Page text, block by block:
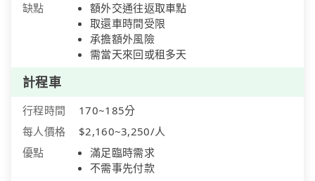
缺點
額外交通往返取車點
取還車時間受限
承擔額外風險
需當天來回或租多天
計程車
行程時間
170~185分
每人價格
$2,160~3,250/人
優點
滿足臨時需求
不需事先付款